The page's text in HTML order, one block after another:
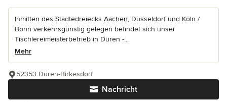
Inmitten des Städtedreiecks Aachen, Düsseldorf und Köln /
Bonn verkehrsgünstig gelegen befindet sich unser
Tischlereimeisterbetrieb in Düren -...
Mehr
Nachricht
52353 Düren-Birkesdorf